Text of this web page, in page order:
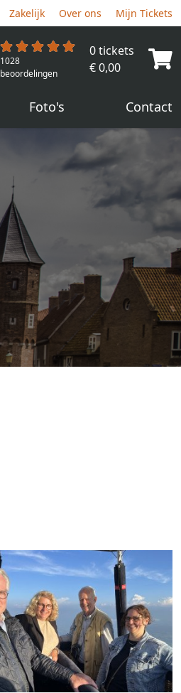
Zakelijk Over ons Mijn Tickets
1028
beoordelingen
0 tickets
€ 0,00
Foto's Contact